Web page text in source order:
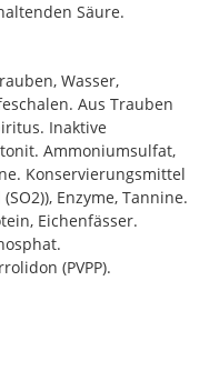
Säure.
Wasser,
Aus Trauben
Inaktive
Ammoniumsulfat,
Konservierungsmittel
Enzyme, Tannine.
Eichenfässer.
(PVPP).